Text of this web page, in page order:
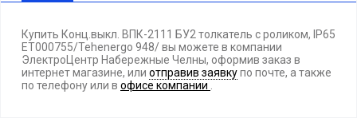
Купить Конц.выкл. ВПК-2111 БУ2 толкатель с роликом, IP65
ET000755/Tehenergo 948/ вы можете в компании
ЭлектроЦентр Набережные Челны, оформив заказ в
интернет магазине, или отправив заявкупо почте, а также
по телефонуили в офисе компании